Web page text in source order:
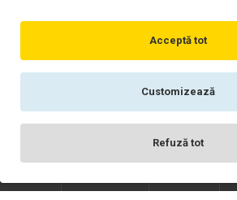
Copyright © WORK
Acceptă tot
Customizează
Refuză tot